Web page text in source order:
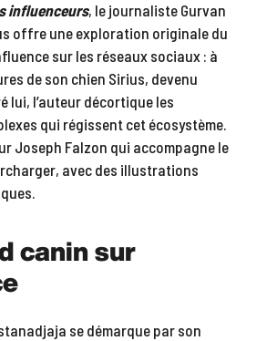
influenceurs, le journaliste Gurvan
offre une exploration originale du
sur les réseaux sociaux : à
de son chien Sirius, devenu
lui, l’auteur décortique les
qui régissent cet écosystème.
Joseph Falzon qui accompagne le
avec des illustrations
canin sur
se démarque par son